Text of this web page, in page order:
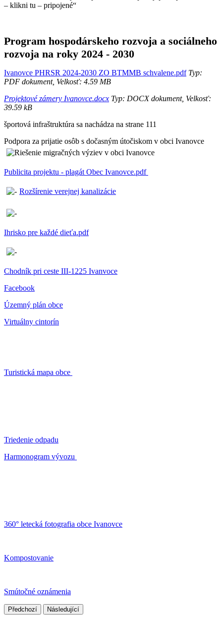
– klikni tu – pripojené“
Program hospodárskeho rozvoja a sociálneho
rozvoja na roky 2024 - 2030
Ivanovce PHRSR 2024-2030 ZO BTMMB schvalene.pdfTyp:
PDF dokument, Velkosť: 4.59 MB
Projektové zámery Ivanovce.docx Typ: DOCX dokument, Velkosť:
39.59 kB
športová infraštruktúra sa nachádza na strane 111
Podpora za prijatie osôb s dočasným útočiskom v obci Ivanovce
Publicita projektu - plagát Obec Ivanovce.pdf
Rozšírenie verejnej kanalizácie
Ihrisko pre každé dieťa.pdf
Chodník pri ceste III-1225 Ivanvoce
Facebook
Územný plán obce
Virtuálny cintorín
Turistická mapa obce
Triedenie odpadu
Harmonogram vývozu
360° letecká fotografia obce Ivanovce
Kompostovanie
Smútočné oznámenia
Předchozí Následující